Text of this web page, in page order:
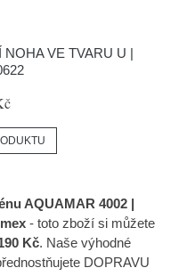
VE TVARU U |
AQUAMAR 4002 |
- toto zboží si můžete
Kč. Naše výhodné
DOPRAVU